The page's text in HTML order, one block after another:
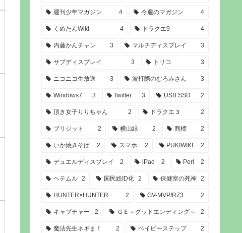
週刊少年マガジン 4 今週のマガジン 4
くめたんWiki 4 ドラクエ9 4
内藤かんチャン 3 マルチディスプレイ 3
サブディスプレイ 3 トリコ 3
ニコニコ生放送 3 波打際のむろみさん 3
Windows7 3 Twitter 3 USB SSD 2
頂き女子りりちゃん 2 ドラクエ３ 2
ブリジット 2 横山緑 2 商標 2
いか焼きそば 2 スマホ 2 PUKIWIKI 2
デュエルディスプレイ 2 iPad 2 Perl 2
ヘテムル 2 国民総ID化 2 保健室の死神 2
HUNTER×HUNTER 2 GV-MVP/RZ3 2
キャプチャー 2 ＧＥ～グッドエンディング～ 2
魔法先生ネギま！ 2 ベイビーステップ 2